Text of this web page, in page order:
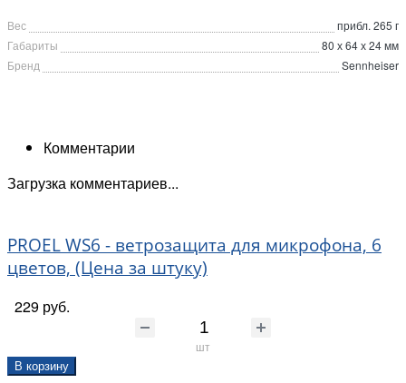
Вес
прибл. 265 г
Габариты
80 х 64 х 24 мм
Бренд
Sennheiser
Комментарии
Загрузка комментариев...
PROEL WS6 - ветрозащита для микрофона, 6
цветов, (Цена за штуку)
229 руб.
шт
В корзину